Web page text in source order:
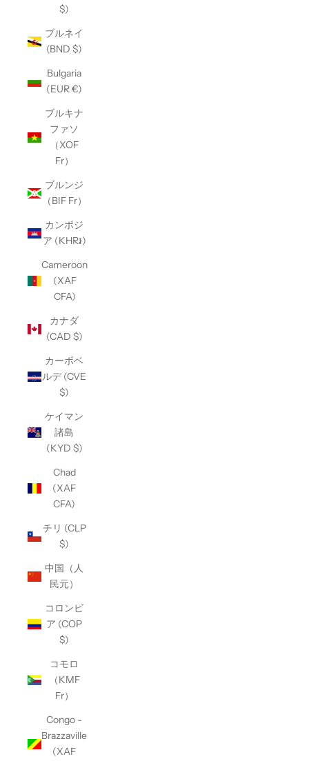
$)
ブルネイ
(BND $)
Bulgaria
(EUR €)
ブルキナ
ファソ
（XOF
Fr）
ブルンジ
（BIF Fr）
カンボジ
ア (KHR៛)
Cameroon
(XAF
CFA)
カナダ
(CAD $)
カーボベ
ルデ (CVE
$)
ケイマン
諸島
(KYD $)
Chad
(XAF
CFA)
チリ (CLP
$)
中国（人
民元）
コロンビ
ア (COP
$)
コモロ
（KMF
Fr）
Congo -
Brazzaville
(XAF